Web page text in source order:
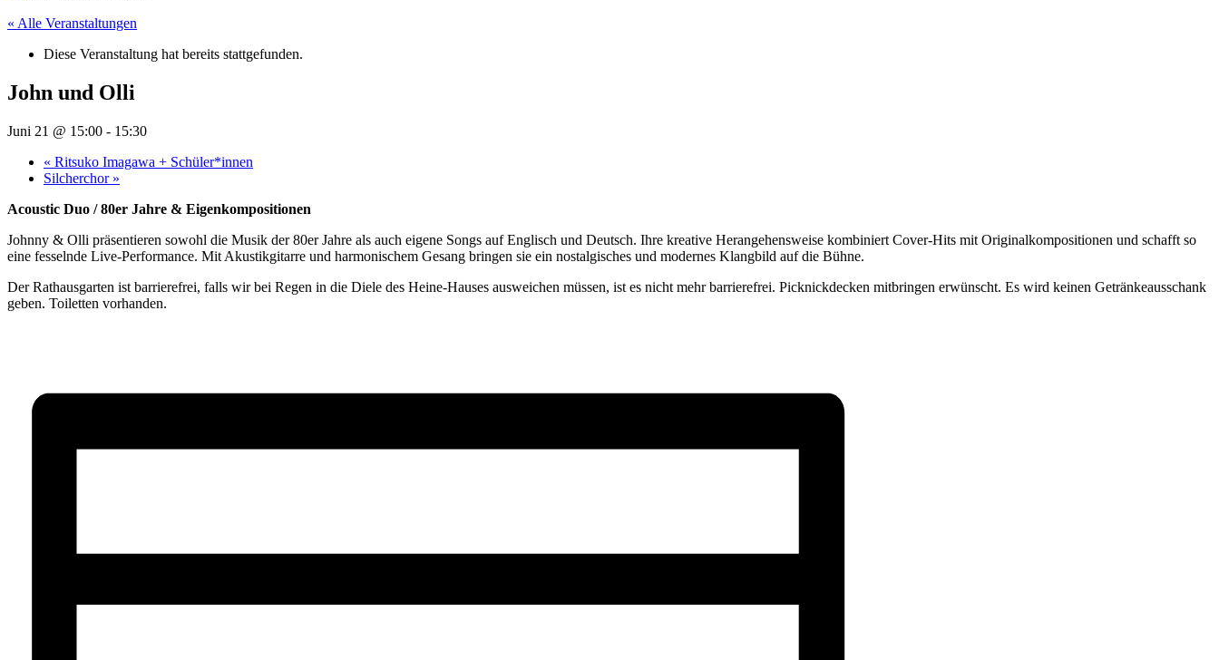
« Alle Veranstaltungen
Diese Veranstaltung hat bereits stattgefunden.
John und Olli
Juni 21 @ 15:00 - 15:30
« Ritsuko Imagawa + Schüler*innen
Silcherchor »
Acoustic Duo / 80er Jahre & Eigenkompositionen
Johnny & Olli präsentieren sowohl die Musik der 80er Jahre als auch eigene Songs auf Englisch und Deutsch. Ihre kreative Herangehensweise kombiniert Cover-Hits mit Originalkompositionen und schafft so
eine fesselnde Live-Performance. Mit Akustikgitarre und harmonischem Gesang bringen sie ein nostalgisches und modernes Klangbild auf die Bühne.
Der Rathausgarten ist barrierefrei, falls wir bei Regen in die Diele des Heine-Hauses ausweichen müssen, ist es nicht mehr barrierefrei. Picknickdecken mitbringen erwünscht. Es wird keinen Getränkeausschank
geben. Toiletten vorhanden.